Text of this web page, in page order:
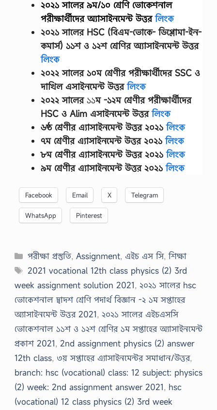
২০২১ সালের ৯ম/১০ শ্রেণি ভোকেশনাল
পরীক্ষার্থীদেরঅ্যাসাইনমেন্ট উত্তরলিংক
২০২১ সালের HSC (বিএম-ভোকে- ডিপ্লোমা-ইন-
কমার্স) ১১শ ও ১২শ শ্রেণির অ্যাসাইনমেন্ট উত্তর
লিংক
২০২২ সালের ১০ম শ্রেণীর পরীক্ষার্থীদেরSSC ও
দাখিল এসাইনমেন্ট উত্তরলিংক
২০২২ সালের১১ম -১২ম শ্রেণীর পরীক্ষার্থীদের
HSC ও Alim এসাইনমেন্ট উত্তরলিংক
৬ষ্ঠ শ্রেণীর এ্যাসাইনমেন্ট উত্তর ২০২১লিংক
৭ম শ্রেণীর এ্যাসাইনমেন্ট উত্তর ২০২১লিংক
৮ম শ্রেণীর এ্যাসাইনমেন্ট উত্তর ২০২১লিংক
৯ম শ্রেণীর এ্যাসাইনমেন্ট উত্তর ২০২১লিংক
Facebook Email X Telegram
WhatsApp Pinterest
Categories
পরীক্ষা প্রস্তুতি,Assignment, এইচ এস সি,শিক্ষা
Tags
2021 vocational 12th class physics (2) 3rd
week assignment solution 2021, ২০২১ সালের hsc
ভোকেশনাল দ্বাদশ শ্রেণি পদার্থ বিজ্ঞান -২ ১ম সপ্তাহের
অ্যাসাইনমেন্ট উত্তর 2021, ২০২১ সালের এইচএসসি
ভোকেশনাল ১১শ ও ১২শ শ্রেণির ১ম সপ্তাহের অ্যাসাইনমেন্ট
প্রকাশ 2021, 2nd assignment physics (2) answer
12th class, ৩য় সপ্তাহের এ্যাসাইনমেন্টর সমাধান/উত্তর,
branch: hsc (vocational) class: 12 subject: physics
(2) week: 2nd assignment answer 2021, hsc
(vocational) 12 class physics (2) 3rd week